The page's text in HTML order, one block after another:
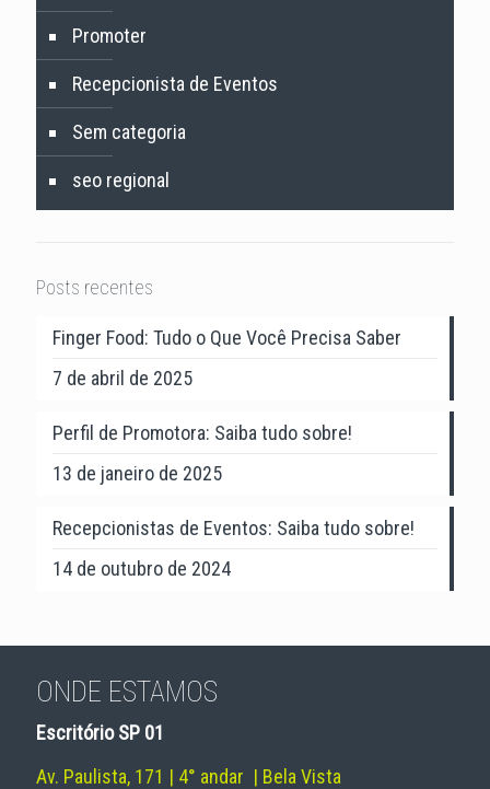
Promoter
Recepcionista de Eventos
Sem categoria
seo regional
Posts recentes
Finger Food: Tudo o Que Você Precisa Saber
7 de abril de 2025
Perfil de Promotora: Saiba tudo sobre!
13 de janeiro de 2025
Recepcionistas de Eventos: Saiba tudo sobre!
14 de outubro de 2024
ONDE ESTAMOS
Escritório SP 01
Av. Paulista, 171 | 4° andar | Bela Vista